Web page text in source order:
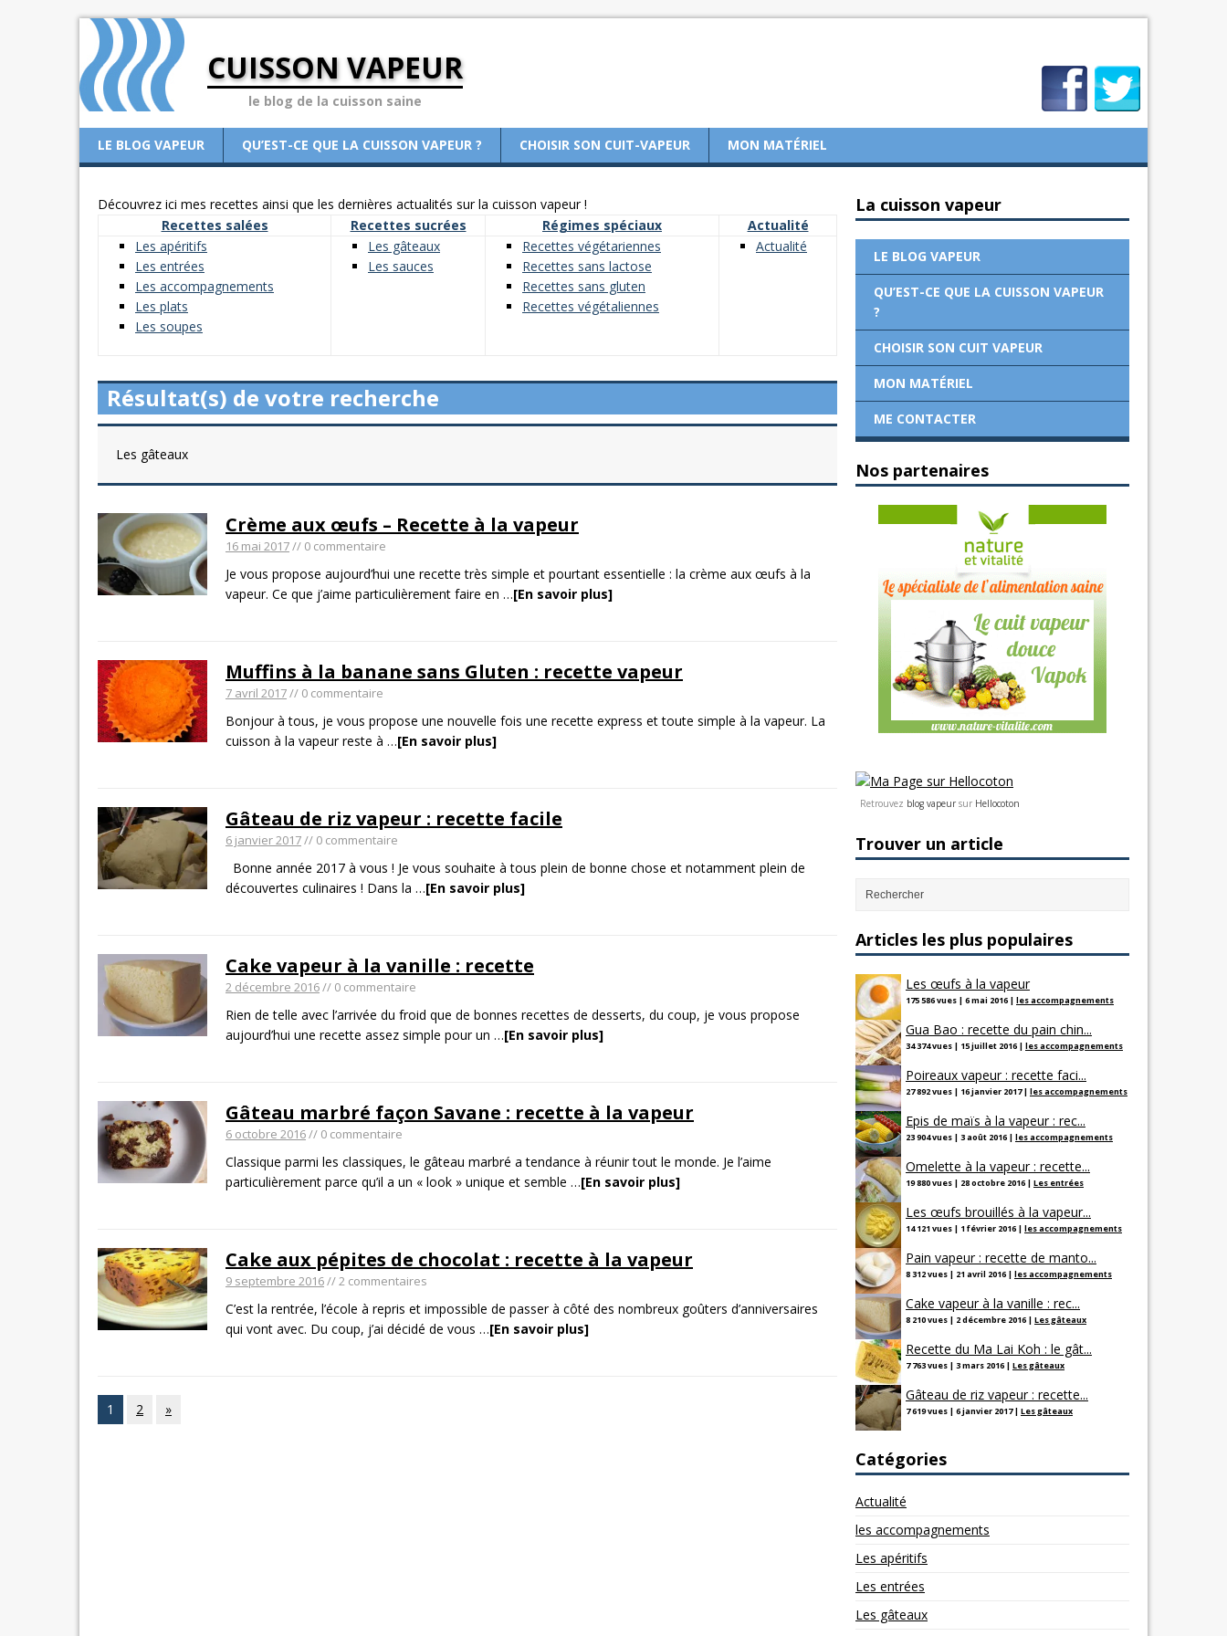
CUISSON VAPEUR
le blog de la cuisson saine
LE BLOG VAPEUR QU’EST-CE QUE LA CUISSON VAPEUR ? CHOISIR SON CUIT-VAPEUR MON MATÉRIEL
Découvrez ici mes recettes ainsi que les dernières actualités sur la cuisson vapeur !
Recettes salées
Recettes sucrées Régimes spéciaux
Actualité
Les apéritifs
Les entrées
Les accompagnements
Les plats
Les soupes
Les gâteaux
Les sauces
Recettes végétariennes
Recettes sans lactose
Recettes sans gluten
Recettes végétaliennes
Actualité
Résultat(s) de votre recherche
Les gâteaux
Crème aux œufs – Recette à la vapeur
16 mai 2017// 0 commentaire
Je vous propose aujourd’hui une recette très simple et pourtant essentielle : la crème aux œufs à la
vapeur. Ce que j’aime particulièrement faire en …[En savoir plus]
Muffins à la banane sans Gluten : recette vapeur
7 avril 2017// 0 commentaire
Bonjour à tous, je vous propose une nouvelle fois une recette express et toute simple à la vapeur. La
cuisson à la vapeur reste à …[En savoir plus]
Gâteau de riz vapeur : recette facile
6 janvier 2017// 0 commentaire
Bonne année 2017 à vous ! Je vous souhaite à tous plein de bonne chose et notamment plein de
découvertes culinaires ! Dans la …[En savoir plus]
Cake vapeur à la vanille : recette
2 décembre 2016// 0 commentaire
Rien de telle avec l’arrivée du froid que de bonnes recettes de desserts, du coup, je vous propose
aujourd’hui une recette assez simple pour un …[En savoir plus]
Gâteau marbré façon Savane : recette à la vapeur
6 octobre 2016// 0 commentaire
Classique parmi les classiques, le gâteau marbré a tendance à réunir tout le monde. Je l’aime
particulièrement parce qu’il a un « look » unique et semble …[En savoir plus]
Cake aux pépites de chocolat : recette à la vapeur
9 septembre 2016// 2 commentaires
C’est la rentrée, l’école à repris et impossible de passer à côté des nombreux goûters d’anniversaires
qui vont avec. Du coup, j’ai décidé de vous …[En savoir plus]
1 2 »
La cuisson vapeur
LE BLOG VAPEUR
QU’EST-CE QUE LA CUISSON VAPEUR
?
CHOISIR SON CUIT VAPEUR
MON MATÉRIEL
ME CONTACTER
Nos partenaires
Retrouvez blog vapeur sur Hellocoton
Trouver un article
Articles les plus populaires
Les œufs à la vapeur
175 586 vues | 6 mai 2016 | les accompagnements
Gua Bao : recette du pain chin...
34 374 vues | 15 juillet 2016 | les accompagnements
Poireaux vapeur : recette faci...
27 892 vues | 16 janvier 2017| les accompagnements
Epis de maïs à la vapeur : rec...
23 904 vues | 3 août 2016 | les accompagnements
Omelette à la vapeur : recette...
19 880 vues | 28 octobre 2016 | Les entrées
Les œufs brouillés à la vapeur...
14 121 vues | 1 février 2016 | les accompagnements
Pain vapeur : recette de manto...
8 312 vues | 21 avril 2016 | les accompagnements
Cake vapeur à la vanille : rec...
8 210 vues | 2 décembre 2016 | Les gâteaux
Recette du Ma Lai Koh : le gât...
7 763 vues | 3 mars 2016 | Les gâteaux
Gâteau de riz vapeur : recette...
7 619 vues | 6 janvier 2017| Les gâteaux
Catégories
Actualité
les accompagnements
Les apéritifs
Les entrées
Les gâteaux